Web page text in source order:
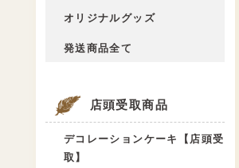
オリジナルグッズ
発送商品全て
店頭受取商品
デコレーションケーキ【店頭受
取】